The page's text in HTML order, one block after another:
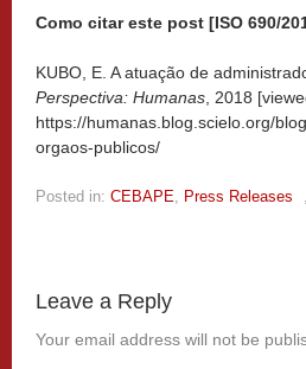
Como citar este post [ISO 690/
KUBO, E. A atuação de
Perspectiva: Humanas , 2018
https://humanas.blog.scielo.org/
orgaos-publicos/
Posted in: CEBAPE Press Releases
Leave a Reply
Your email address will not be